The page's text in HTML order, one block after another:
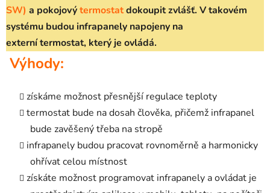
SW) a pokojovýtermostatdokoupit zvlášť. V takovém
systému budou infrapanely napojeny na
externí termostat, který je ovládá.
Výhody:
získáme možnost přesnější regulace teploty
termostat bude na dosah člověka, přičemž infrapanel
bude zavěšený třeba na stropě
infrapanely budou pracovat rovnoměrně a harmonicky
ohřívat celou místnost
získáte možnost programovat infrapanely a ovládat je